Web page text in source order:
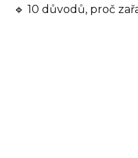
🔹 10 důvodů, proč